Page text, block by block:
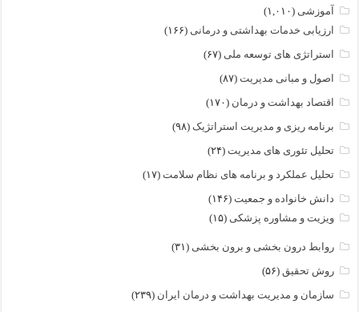
آموزشی (۱,۰۱۰)
ارزیابی خدمات بهداشتی و درمانی (۱۶۶)
استراتژی های توسعه ملی (۶۷)
اصول و مبانی مدیریت (۸۷)
اقتصاد بهداشت و درمان (۱۷۰)
برنامه ریزی و مدیریت استراتژیک (۹۸)
تحلیل تئوری های مدیریت (۲۴)
تحلیل عملکرد و برنامه های نظام سلامت (۱۷)
دانش خانواده و جمعیت (۱۴۶)
ویزیت و مشاوره پزشکی (۱۵)
روابط درون بخشی و برون بخشی (۳۱)
روش تحقیق (۵۶)
سازمان و مدیریت بهداشت و درمان ایران (۲۳۹)